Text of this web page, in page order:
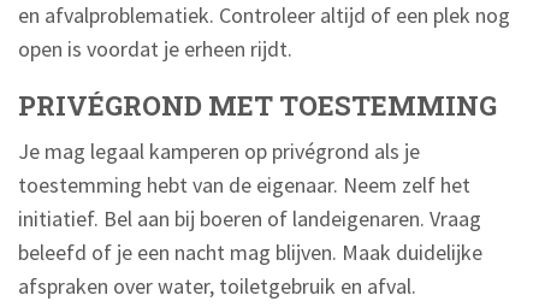
en afvalproblematiek. Controleer altijd of een plek nog
open is voordat je erheen rijdt.
PRIVÉGROND MET TOESTEMMING
Je mag legaal kamperen op privégrond als je
toestemming hebt van de eigenaar. Neem zelf het
initiatief. Bel aan bij boeren of landeigenaren. Vraag
beleefd of je een nacht mag blijven. Maak duidelijke
afspraken over water, toiletgebruik en afval.